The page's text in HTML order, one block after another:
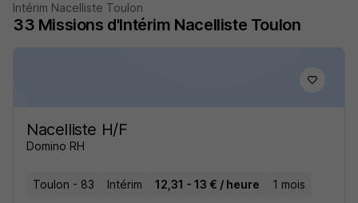
Intérim Nacelliste Toulon
33 Missions d'Intérim Nacelliste Toulon
Nacelliste H/F
Domino RH
Toulon - 83 Intérim 12,31 - 13 € / heure 1 mois